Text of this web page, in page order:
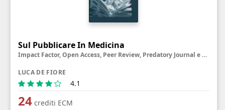
Sul Pubblicare In Medicina
Impact Factor, Open Access, Peer Review, Predatory Journal e altre creature misteriose
LUCA DE FIORE
4.1
24crediti ECM